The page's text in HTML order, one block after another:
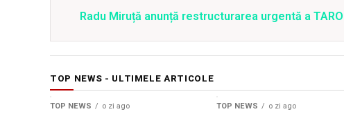
Radu Miruță anunță restructurarea urgentă a
TOP NEWS - ULTIMELE ARTICOLE
TOP NEWS o zi ago TOP NEWS o zi ago